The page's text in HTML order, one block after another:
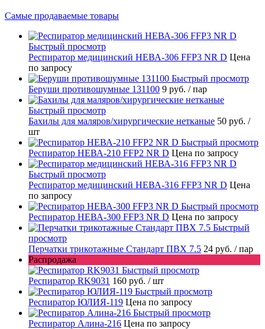
Самые продаваемые товары
Быстрый просмотр
Респиратор медицинский НЕВА-306 FFP3 NR D Цена
по запросу
Быстрый просмотр
Беруши противошумные 131100 9 руб. / пар
Быстрый просмотр
Бахилы для маляров/хирургические нетканые 50 руб. /
шт
Быстрый просмотр
Респиратор НЕВА-210 FFP2 NR D Цена по запросу
Быстрый просмотр
Респиратор медицинский НЕВА-316 FFP3 NR D Цена
по запросу
Быстрый просмотр
Респиратор НЕВА-300 FFP3 NR D Цена по запросу
Быстрый
просмотр
Перчатки трикотажные Стандарт ПВХ 7.5 24 руб. / пар
Распродажа
Быстрый просмотр
Респиратор RK9031 160 руб. / шт
Быстрый просмотр
Респиратор ЮЛИЯ-119 Цена по запросу
Быстрый просмотр
Респиратор Алина-216 Цена по запросу